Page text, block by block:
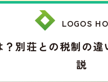
LOGOS
別荘との税制の
説